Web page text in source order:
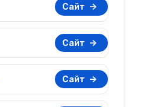
Сайт
Сайт
Сайт